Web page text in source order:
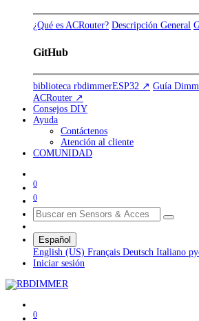
¿Qué es ACRouter? Descripción General
GitHub
biblioteca rbdimmerESP32 ↗ Guía
ACRouter ↗
Consejos DIY
Ayuda
Contáctenos
Atención al cliente
COMUNIDAD
0
0
Español
English (US) Français Deutsch Italiano
Iniciar sesión
0